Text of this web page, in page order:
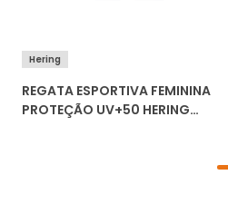
Hering
REGATA ESPORTIVA FEMININA
PROTEÇÃO UV+50 HERING